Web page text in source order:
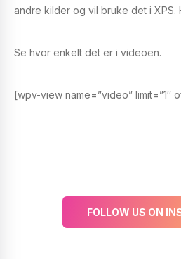
andre kilder og vil bruke det i XPS.
Se hvor enkelt det er i videoen.
[wpv-view name=”video” limit=”1″
FOLLOW US ON